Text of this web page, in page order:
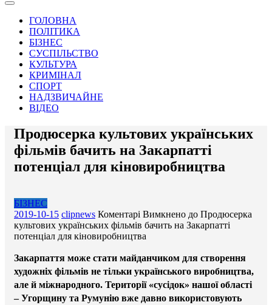
ГОЛОВНА
ПОЛІТИКА
БІЗНЕС
СУСПІЛЬСТВО
КУЛЬТУРА
КРИМІНАЛ
СПОРТ
НАДЗВИЧАЙНЕ
ВІДЕО
Продюсерка культових українських
фільмів бачить на Закарпатті
потенціал для кіновиробництва
БІЗНЕС
2019-10-15 clipnews Коментарі Вимкнено до Продюсерка
культових українських фільмів бачить на Закарпатті
потенціал для кіновиробництва
Закарпаття може стати майданчиком для створення
художніх фільмів не тільки українського виробництва,
але й міжнародного. Території «сусідок» нашої області
– Угорщину та Румунію вже давно використовують